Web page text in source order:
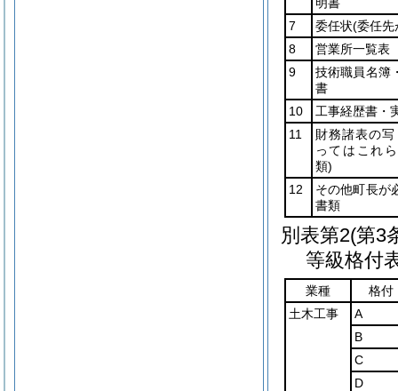
7
委任状(委任先
8
営業所一覧表
9
技術職員名簿
書
10
工事経歴書・
11
財務諸表の写
ってはこれ
類)
12
その他町長が
書類
別表第2(第3
等級格付
業種
格付
土木工事
A
B
C
D